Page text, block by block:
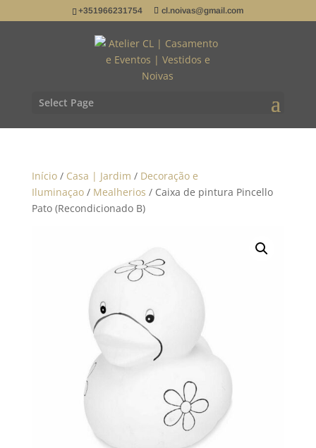
+351966231754 cl.noivas@gmail.com
Select Page
Início/ Casa | Jardim / Decoração e
Iluminaçao/ Mealherios / Caixa de pintura Pincello
Pato (Recondicionado B)